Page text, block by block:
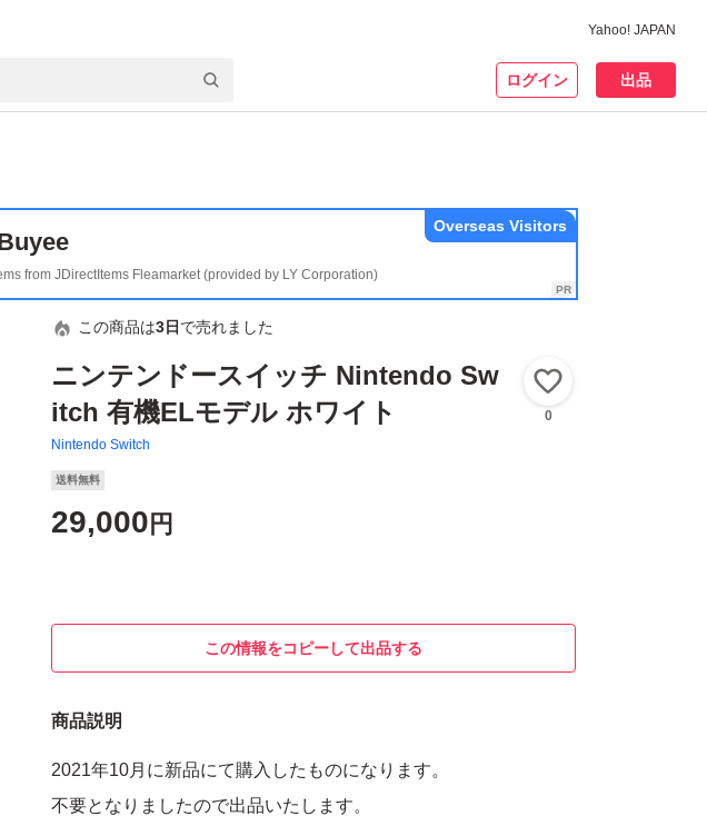
Yahoo! JAPAN
ログイン 出品
from JDirectItems Fleamarket (provided by LY Corporation)
Overseas Visitors
この商品は3日 で売れました
ニンテンドースイッチ Nintendo Sw
itch 有機ELモデル ホワイト
Nintendo Switch
0
送料無料
29,000 円
この情報をコピーして出品する
商品説明
2021年10月に新品にて購入したものになります。
不要となりましたので出品いたします。